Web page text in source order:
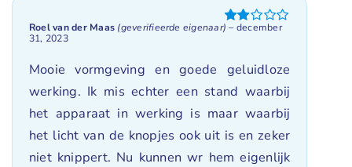
Gewaardeerd
Roel van der Maas (geverifieerde eigenaar) – december
31, 2023
Mooie vormgeving en goede geluidloze
werking. Ik mis echter een stand waarbij
het apparaat in werking is maar waarbij
het licht van de knopjes ook uit is en zeker
niet knippert. Nu kunnen wr hem eigenlijk